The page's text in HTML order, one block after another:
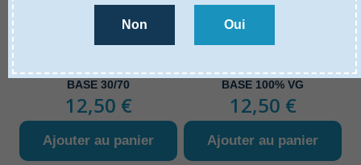
Non Oui
Base e-liquide Vape Or Diy
BASE 30/70
12,50 €
Ajouter au panier
Base e-liquide Vape Or Diy
BASE 100% VG
12,50 €
Ajouter au panier